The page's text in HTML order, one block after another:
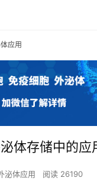
应用
体存储中的应
泌体应用 阅读 26190